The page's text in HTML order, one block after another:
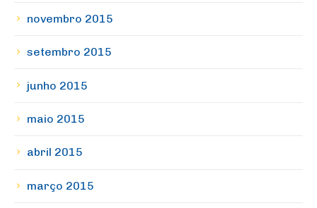
novembro 2015
setembro 2015
junho 2015
maio 2015
abril 2015
março 2015